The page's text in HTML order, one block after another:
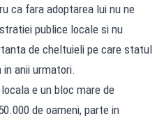
ca fara adoptarea lui nu ne
publice locale si nu
de cheltuieli pe care statul
anii urmatori.
e un bloc mare de
de oameni, parte in